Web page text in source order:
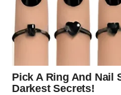
primili njezinu brojnu
Kao što sam primijetio,
pretjerano utjecati, što